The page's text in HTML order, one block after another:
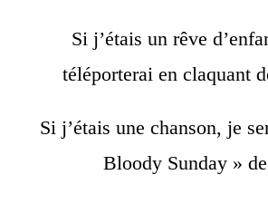
Si j’étais un rêve
téléporterai en claquant
Si j’étais une chanson, je
Bloody Sunday »